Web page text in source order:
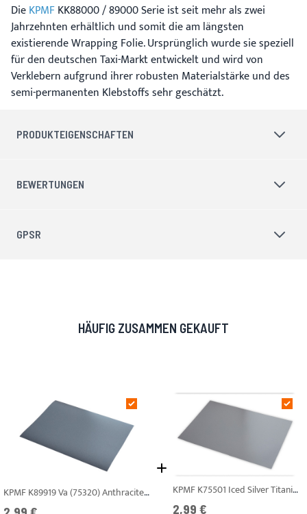
DieKPMFKK88000 / 89000 Serie ist seit mehr als zwei
Jahrzehnten erhältlich und somit die am längsten
existierende Wrapping Folie. Ursprünglich wurde sie speziell
für den deutschen Taxi-Markt entwickelt und wird von
Verklebern aufgrund ihrer robusten Materialstärke und des
semi-permanenten Klebstoffs sehr geschätzt.
PRODUKTEIGENSCHAFTEN
BEWERTUNGEN
GPSR
HÄUFIG ZUSAMMEN GEKAUFT
KPMF K89919 Va (75320) Anthracite Airelease Mt A4 KPMF K75501 Iced Silver Titanium Mt A4
2,99 €